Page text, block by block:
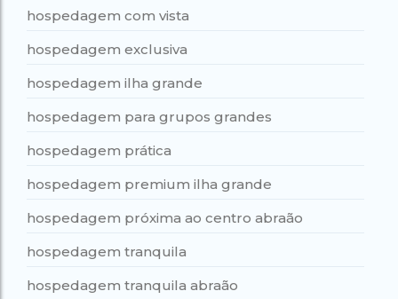
hospedagem com vista
hospedagem exclusiva
hospedagem ilha grande
hospedagem para grupos grandes
hospedagem prática
hospedagem premium ilha grande
hospedagem próxima ao centro abraão
hospedagem tranquila
hospedagem tranquila abraão